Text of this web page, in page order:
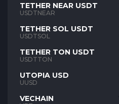
TETHER NEAR USDT
USDTNEAR
TETHER SOL USDT
USDTSOL
TETHER TON USDT
USDTTON
UTOPIA USD
UUSD
VECHAIN